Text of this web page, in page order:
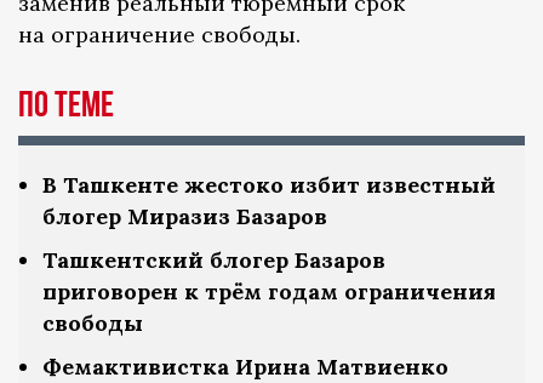
на ограничение свободы.
По теме
В Ташкенте жестоко избит известный
блогер Миразиз Базаров
Ташкентский блогер Базаров
приговорен к трём годам ограничения
свободы
Фемактивистка Ирина Матвиенко